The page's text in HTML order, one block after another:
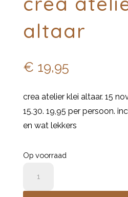
altaar
€ 19,95
crea atelier klei altaar. 15
15.30. 19,95 per persoon.
en wat lekkers
Op voorraad